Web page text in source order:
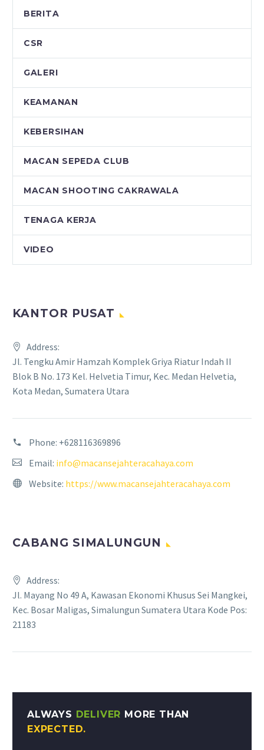
BERITA
CSR
GALERI
KEAMANAN
KEBERSIHAN
MACAN SEPEDA CLUB
MACAN SHOOTING CAKRAWALA
TENAGA KERJA
VIDEO
KANTOR PUSAT
Address:
Jl. Tengku Amir Hamzah Komplek Griya Riatur Indah II
Blok B No. 173 Kel. Helvetia Timur, Kec. Medan Helvetia,
Kota Medan, Sumatera Utara
Phone: +628116369896
Email: info@macansejahteracahaya.com
Website: https://www.macansejahteracahaya.com
CABANG SIMALUNGUN
Address:
Jl. Mayang No 49 A, Kawasan Ekonomi Khusus Sei Mangkei,
Kec. Bosar Maligas, Simalungun Sumatera Utara Kode Pos:
21183
ALWAYS DELIVER MORE THAN
EXPECTED.